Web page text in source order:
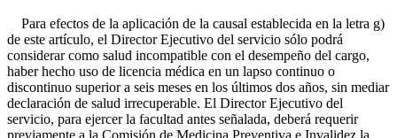
Para efectos de la aplicación de la causal establecida en la letra g)
de este artículo, el Director Ejecutivo del servicio sólo podrá
considerar como salud incompatible con el desempeño del cargo,
haber hecho uso de licencia médica en un lapso continuo o
discontinuo superior a seis meses en los últimos dos años, sin mediar
declaración de salud irrecuperable. El Director Ejecutivo del
servicio, para ejercer la facultad antes señalada, deberá requerir
previamente a la Comisión de Medicina Preventiva e Invalidez la